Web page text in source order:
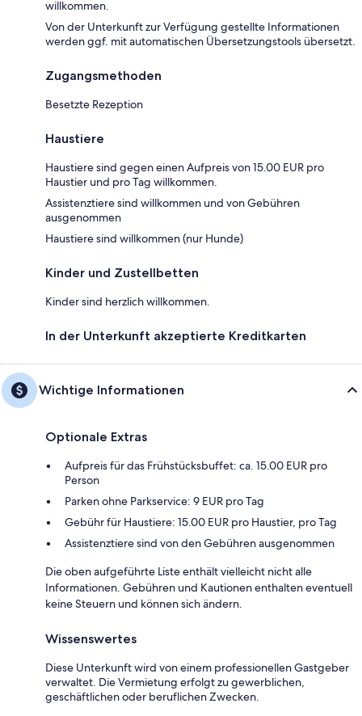
willkommen.
Von der Unterkunft zur Verfügung gestellte Informationen
werden ggf. mit automatischen Übersetzungstools übersetzt.
Zugangsmethoden
Besetzte Rezeption
Haustiere
Haustiere sind gegen einen Aufpreis von 15.00 EUR pro
Haustier und pro Tag willkommen.
Assistenztiere sind willkommen und von Gebühren
ausgenommen
Haustiere sind willkommen (nur Hunde)
Kinder und Zustellbetten
Kinder sind herzlich willkommen.
In der Unterkunft akzeptierte Kreditkarten
Wichtige Informationen
Optionale Extras
Aufpreis für das Frühstücksbuffet: ca. 15.00 EUR pro
Person
Parken ohne Parkservice: 9 EUR pro Tag
Gebühr für Haustiere: 15.00 EUR pro Haustier, pro Tag
Assistenztiere sind von den Gebühren ausgenommen
Die oben aufgeführte Liste enthält vielleicht nicht alle
Informationen. Gebühren und Kautionen enthalten eventuell
keine Steuern und können sich ändern.
Wissenswertes
Diese Unterkunft wird von einem professionellen Gastgeber
verwaltet. Die Vermietung erfolgt zu gewerblichen,
geschäftlichen oder beruflichen Zwecken.